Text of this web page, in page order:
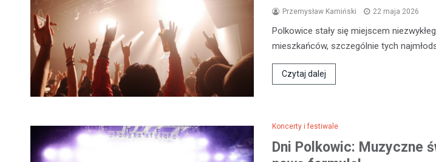
Przemysław Kamiński 22 maja 2026
Polkowice stały się miejscem
mieszkańców, szczególnie tych
Czytaj dalej
Koncerty i festiwale
Dni Polkowic: Muzyczne